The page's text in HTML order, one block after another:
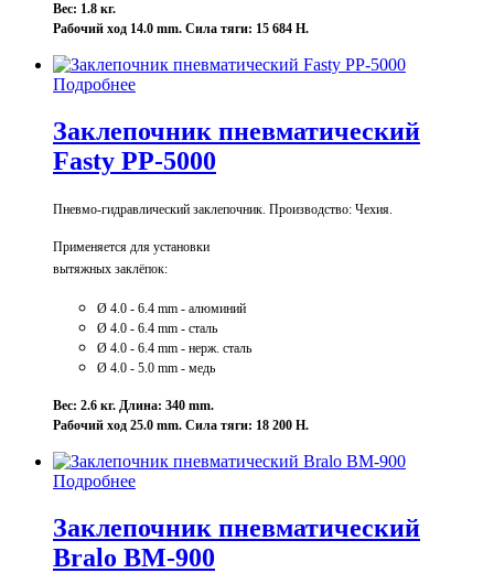
Вес: 1.8 кг.
Рабочий ход 14.0 mm. Сила тяги: 15 684 Н.
Подробнее
Заклепочник пневматический
Fasty PP-5000
Пневмо-гидравлический заклепочник. Производство: Чехия.
Применяется для установки
вытяжных заклёпок:
Ø 4.0 - 6.4 mm - алюминий
Ø 4.0 - 6.4 mm - сталь
Ø 4.0 - 6.4 mm - нерж. сталь
Ø 4.0 - 5.0 mm - медь
Вес: 2.6 кг. Длина: 340 mm.
Рабочий ход 25.0 mm. Сила тяги: 18 200 Н.
Подробнее
Заклепочник пневматический
Bralo BM-900